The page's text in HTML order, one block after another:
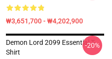
₩3,651,700 - ₩4,202,900
Demon Lord 2099 Essential T-
Shirt
-20%